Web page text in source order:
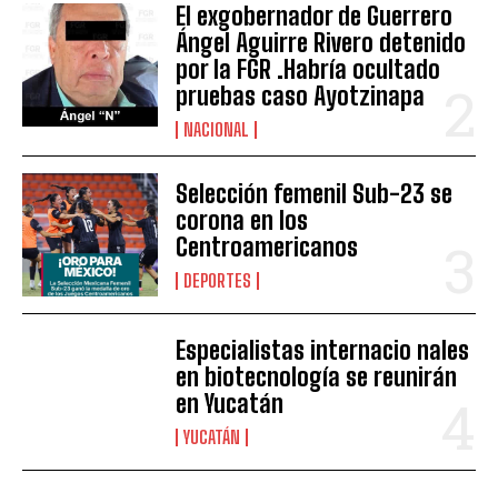
El exgobernador de Guerrero
Ángel Aguirre Rivero detenido
por la FGR .Habría ocultado
pruebas caso Ayotzinapa
NACIONAL
Selección femenil Sub-23 se
corona en los
Centroamericanos
DEPORTES
Especialistas internacio nales
en biotecnología se reunirán
en Yucatán
YUCATÁN